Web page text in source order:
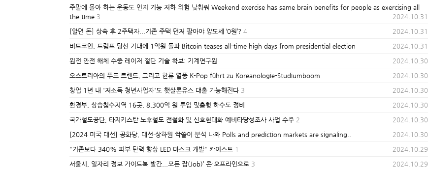
주말에 몰아 하는 운동도 인지 기능 저하 위험 낮춰줘 Weekend exercise has same brain benefits for people as exercising all
the time 3
2024.10.31
[알면 돈] 상속 후 2주택자...기존 주택 먼저 팔아야 양도세 ‘0원’? 4
2024.10.31
비트코인, 트럼프 당선 기대에 1억원 돌파 Bitcoin teases all-time high days from presidential election
2024.10.31
원전 안전 해체 수중 레이저 절단 기술 확보: 기계연구원
2024.10.30
오스트리아의 푸드 트렌드, 그리고 한류 열풍 K-Pop führt zu Koreanologie-Studiumboom
2024.10.30
창업 1년 내 '저소득 청년사업자'도 햇살론유스 대출 가능해진다 3
2024.10.30
환경부, 상습침수지역 16곳, 8,300억 원 투입 맞춤형 하수도 정비
2024.10.30
국가철도공단, 타지키스탄 노후철도 전철화 및 신호현대화 예비타당성조사 사업 수주 2
2024.10.30
[2024 미국 대선] 공화당, 대선·상하원 싹쓸이 분석 나와 Polls and prediction markets are signaling..
2024.10.30
"기존보다 340% 피부 탄력 향상 LED 마스크 개발" 카이스트 1
2024.10.29
서울시, 일자리 정보 가이드북 발간...모든 잡(Job)’ 온·오프라인으로 3
2024.10.29